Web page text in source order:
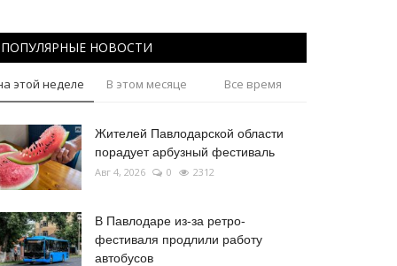
ПОПУЛЯРНЫЕ НОВОСТИ
этой неделе В этом месяце Все время
Жителей Павлодарской области
порадует арбузный фестиваль
Авг 4, 2026 0 2312
В Павлодаре из-за ретро-
фестиваля продлили работу
автобусов